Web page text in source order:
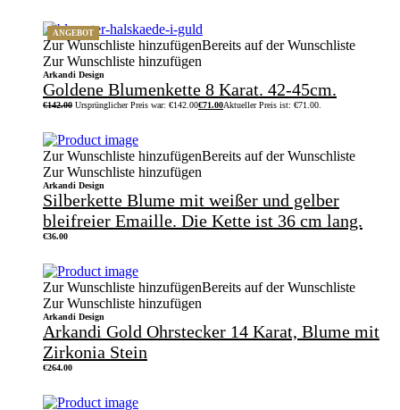
ANGEBOT
Zur Wunschliste hinzufügenBereits auf der Wunschliste
Zur Wunschliste hinzufügen
Arkandi Design
Goldene Blumenkette 8 Karat. 42-45cm.
€142.00 Ursprünglicher Preis war: €142.00€71.00Aktueller Preis ist: €71.00.
Zur Wunschliste hinzufügenBereits auf der Wunschliste
Zur Wunschliste hinzufügen
Arkandi Design
Silberkette Blume mit weißer und gelber
bleifreier Emaille. Die Kette ist 36 cm lang.
€36.00
Zur Wunschliste hinzufügenBereits auf der Wunschliste
Zur Wunschliste hinzufügen
Arkandi Design
Arkandi Gold Ohrstecker 14 Karat, Blume mit
Zirkonia Stein
€264.00